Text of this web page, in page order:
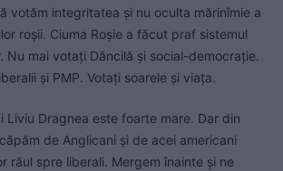
votăm integritatea şi nu oculta mărinîmie a
roşii. Ciuma Roşie a făcut praf sistemul
Nu mai votați Dăncilă şi social-democrație.
şi PMP. Votați soarele şi viața.
Liviu Dragnea este foarte mare. Dar din
de Anglicani şi de acei americani
răul spre liberali. Mergem înainte şi ne